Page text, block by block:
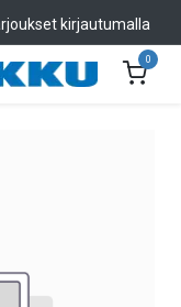
kirjautumalla
0